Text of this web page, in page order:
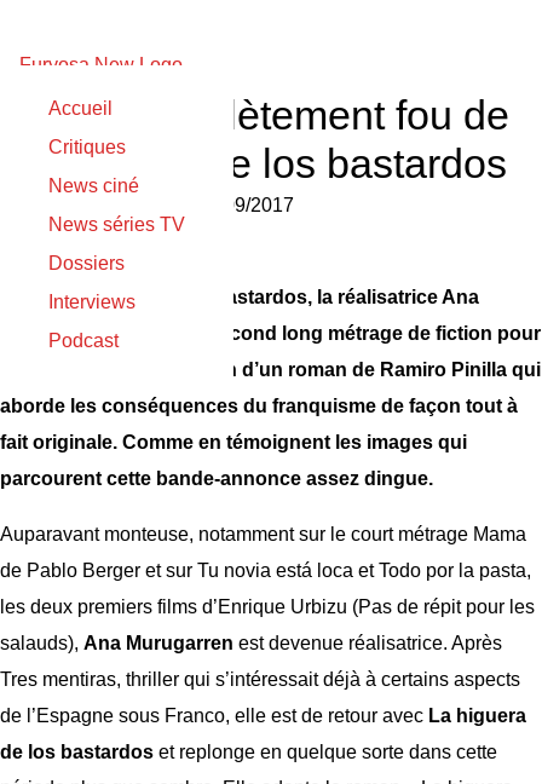
Accueil
Critiques
News ciné
News séries TV
Dossiers
Interviews
Podcast
Trailer complètement fou de
La higuera de los bastardos
23/09/2017
Avec La higuera de los bastardos, la réalisatrice Ana
Murugarren signe son second long métrage de fiction pour
le cinéma. Une adaptation d’un roman de Ramiro Pinilla qui
aborde les conséquences du franquisme de façon tout à
fait originale. Comme en témoignent les images qui
parcourent cette bande-annonce assez dingue.
Auparavant monteuse, notamment sur le court métrage Mama
de Pablo Berger et sur Tu novia está loca et Todo por la pasta,
les deux premiers films d’Enrique Urbizu (Pas de répit pour les
salauds), Ana Murugarren est devenue réalisatrice. Après
Tres mentiras, thriller qui s’intéressait déjà à certains aspects
de l’Espagne sous Franco, elle est de retour avec La higuera
de los bastardos et replonge en quelque sorte dans cette